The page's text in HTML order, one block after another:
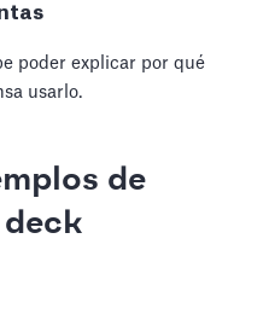
poder explicar por qué
usarlo.
de